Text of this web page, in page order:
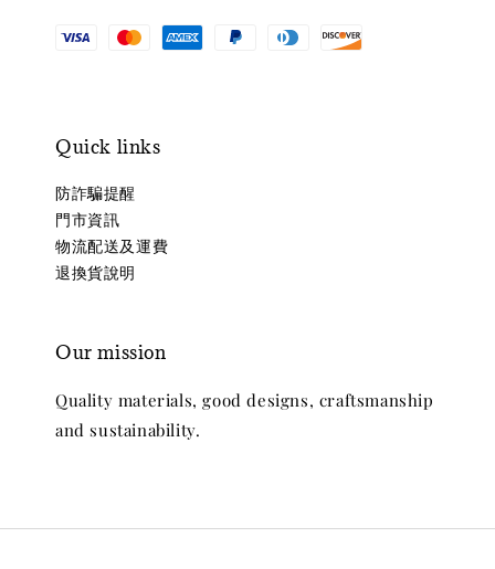
Quick links
防詐騙提醒
門市資訊
物流配送及運費
退換貨說明
Our mission
Quality materials, good designs, craftsmanship
and sustainability.